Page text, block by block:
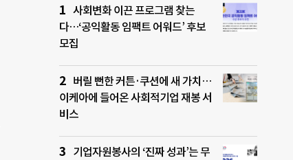
사회변화 이끈 프로그램 찾는
다…‘공익활동 임팩트 어워드’ 후보
모집
버릴 뻔한 커튼·쿠션에 새 가치…
이케아에 들어온 사회적기업 재봉 서
비스
기업자원봉사의 ‘진짜 성과’는 무